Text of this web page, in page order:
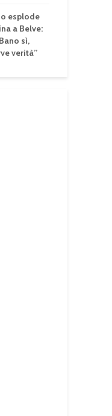
esplode
a Belve:
sì,
verità”